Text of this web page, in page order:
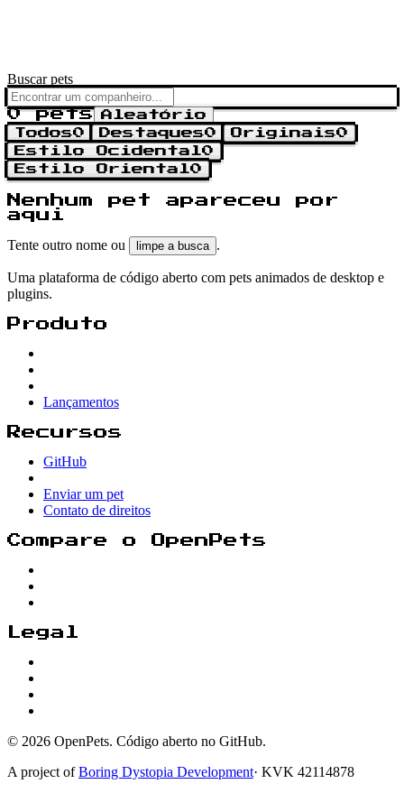
Buscar pets
0 pets
Aleatório
Todos0 Destaques0 Originais0
Estilo Ocidental0
Estilo Oriental0
Nenhum pet apareceu por
aqui
Tente outro nome ou limpe a busca .
Uma plataforma de código aberto com pets animados de desktop e
plugins.
Produto
Lançamentos
Recursos
GitHub
Enviar um pet
Contato de direitos
Compare o OpenPets
Legal
© 2026 OpenPets. Código aberto no GitHub.
A project ofBoring Dystopia Development· KVK 42114878